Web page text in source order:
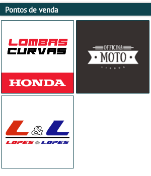
Pontos de venda